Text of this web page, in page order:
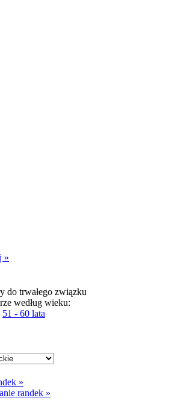
»
do trwałego związku
według wieku:
51 - 60 lata
»
randek »